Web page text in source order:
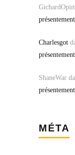
Charlesgot
ShaneWar
MÉTA